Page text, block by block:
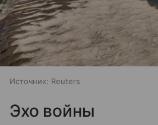
Источник: Reuters
Эхо войны